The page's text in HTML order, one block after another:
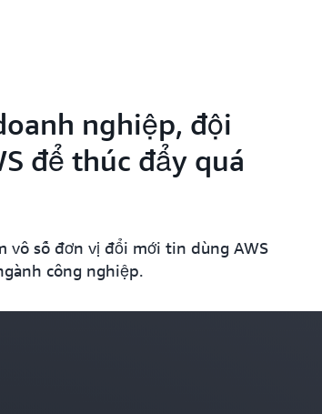
nghiệp, đội
để thúc đẩy quá
vô số đơn vị đổi mới tin dùng AWS
công nghiệp.